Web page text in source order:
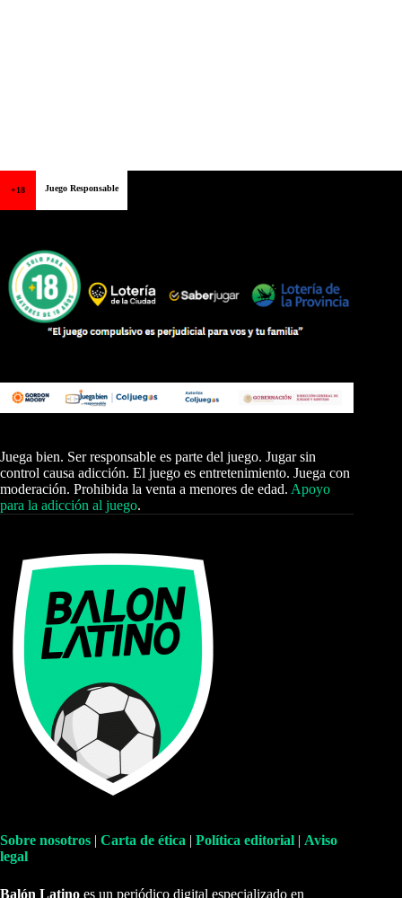
+18 Juego Responsable
Juega bien. Ser responsable es parte del juego. Jugar sin
control causa adicción. El juego es entretenimiento. Juega con
moderación. Prohibida la venta a menores de edad. Apoyo
para la adicción al juego.
Sobre nosotros | Carta de ética | Política editorial | Aviso
legal
Balón Latino es un periódico digital especializado en